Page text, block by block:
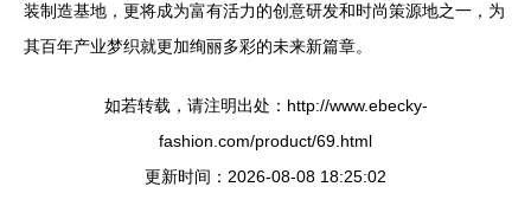
装制造基地，更将成为富有活力的创意研发和时尚策源地之一，为
其百年产业梦织就更加绚丽多彩的未来新篇章。
如若转载，请注明出处：http://www.ebecky-
fashion.com/product/69.html
更新时间：2026-08-08 18:25:02